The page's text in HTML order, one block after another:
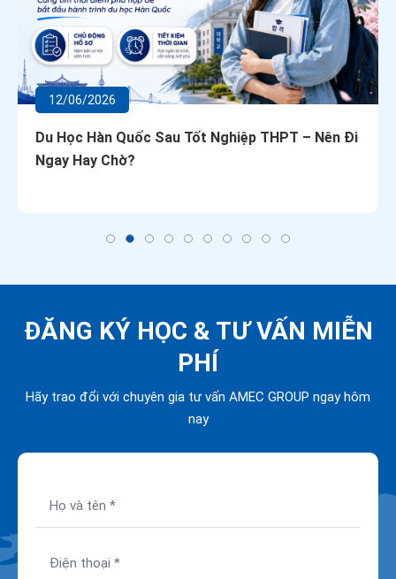
12/06/2026
Du Học Hàn Quốc Sau Tốt Nghiệp THPT – Nên Đi
Ngay Hay Chờ?
ĐĂNG KÝ HỌC & TƯ VẤN MIỄN
PHÍ
Hãy trao đổi với chuyên gia tư vấn AMEC GROUP ngay hôm
nay